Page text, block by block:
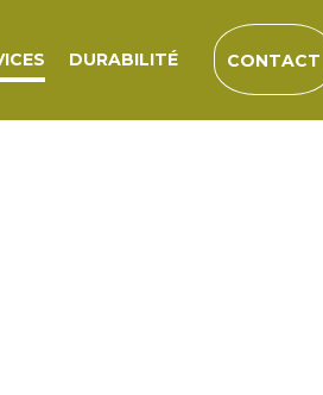
DURABILITÉ CONTACT